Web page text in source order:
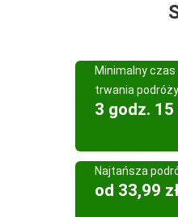
Minimalny czas
trwania podróży
3 godz. 15
Najtańsza
od 33,99